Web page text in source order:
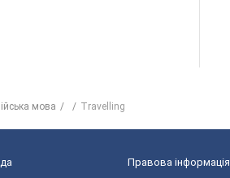
мова Travelling
Правова інформація